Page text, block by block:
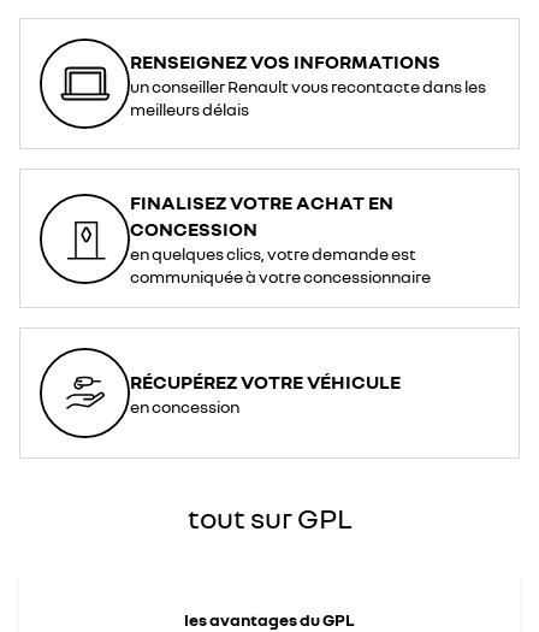
RENSEIGNEZ VOS INFORMATIONS
un conseiller Renault vous recontacte dans les
meilleurs délais
FINALISEZ VOTRE ACHAT EN
CONCESSION
en quelques clics, votre demande est
communiquée à votre concessionnaire
RÉCUPÉREZ VOTRE VÉHICULE
en concession
tout sur GPL
les avantages du GPL